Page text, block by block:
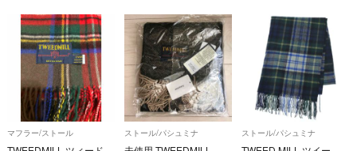
マフラー/ストール ストール/パシュミナ ストール/パシュミナ